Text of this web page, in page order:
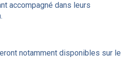
accompagné dans leurs
notamment disponibles sur le